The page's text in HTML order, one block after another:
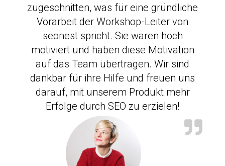
zugeschnitten, was für eine gründliche
Vorarbeit der Workshop-Leiter von
seonest spricht. Sie waren hoch
motiviert und haben diese Motivation
auf das Team übertragen. Wir sind
dankbar für ihre Hilfe und freuen uns
darauf, mit unserem Produkt mehr
Erfolge durch SEO zu erzielen!